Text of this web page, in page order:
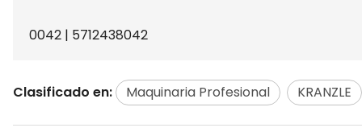
0042 | 5712438042
Clasificado en: Maquinaria Profesional KRANZLE